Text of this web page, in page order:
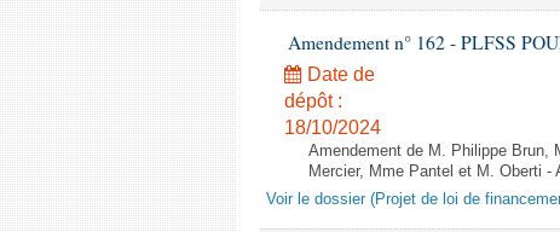
Amendement n° 162 - PLFSS
Date de
dépôt :
18/10/2024
Amendement de M. Philippe Brun,
Mercier, Mme Pantel et M. Oberti -
Voir le dossier (Projet de loi de